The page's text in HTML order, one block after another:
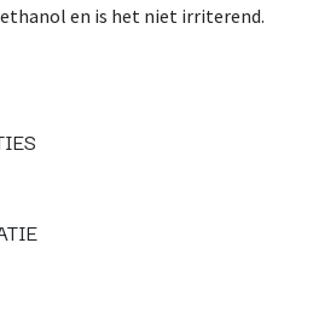
en is het niet irriterend.